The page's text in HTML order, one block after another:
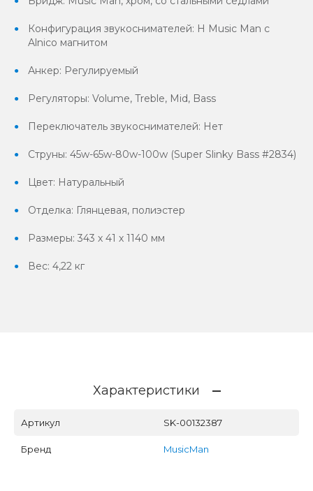
Конфигурация звукоснимателей: Н Music Man с
Alnico магнитом
Анкер: Регулируемый
Регуляторы: Volume, Treble, Mid, Bass
Переключатель звукоснимателей: Нет
Струны: 45w-65w-80w-100w (Super Slinky Bass #2834)
Цвет: Натуральный
Отделка: Глянцевая, полиэстер
Размеры: 343 х 41 х 1140 мм
Вес: 4,22 кг
Характеристики
Артикул SK-00132387
Бренд MusicMan